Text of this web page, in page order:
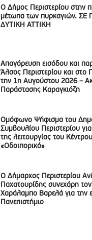
Ο Δήμος Περιστερίου στην
μέτωπα των πυρκαγιών. ΣΕ
ΔΥΤΙΚΗ ΑΤΤΙΚΗ
Απαγόρευση εισόδου και
Άλσος Περιστερίου και
την 1η Αυγούστου 2026 –
Παράστασης Καραγκιόζη
Ομόφωνο Ψήφισμα του
Συμβουλίου Περιστερίου
της λειτουργίας του
«Οδοιπορικό»
Ο Δήμαρχος Περιστερίου
Παχατουρίδης συνεχάρη
Χαράλαμπο Βαρελά για την
Πανεπιστήμιο